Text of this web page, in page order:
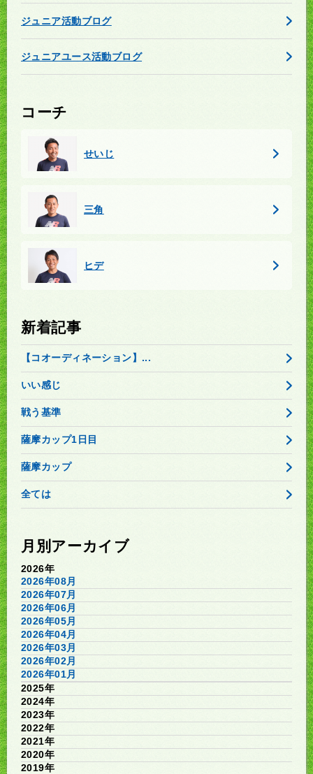
ジュニア活動ブログ
ジュニアユース活動ブログ
コーチ
せいじ
三角
ヒデ
新着記事
【コオーディネーション】...
いい感じ
戦う基準
薩摩カップ1日目
薩摩カップ
全ては
月別アーカイブ
2026年
2026年08月
2026年07月
2026年06月
2026年05月
2026年04月
2026年03月
2026年02月
2026年01月
2025年
2024年
2023年
2022年
2021年
2020年
2019年